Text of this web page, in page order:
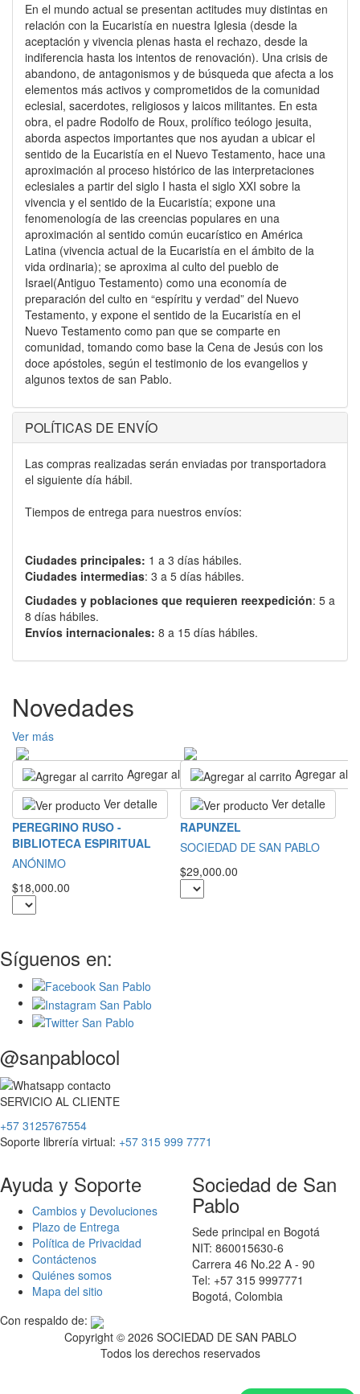
En el mundo actual se presentan actitudes muy distintas en
relación con la Eucaristía en nuestra Iglesia (desde la
aceptación y vivencia plenas hasta el rechazo, desde la
indiferencia hasta los intentos de renovación). Una crisis de
abandono, de antagonismos y de búsqueda que afecta a los
elementos más activos y comprometidos de la comunidad
eclesial, sacerdotes, religiosos y laicos militantes. En esta
obra, el padre Rodolfo de Roux, prolífico teólogo jesuita,
aborda aspectos importantes que nos ayudan a ubicar el
sentido de la Eucaristía en el Nuevo Testamento, hace una
aproximación al proceso histórico de las interpretaciones
eclesiales a partir del siglo I hasta el siglo XXI sobre la
vivencia y el sentido de la Eucaristía; expone una
fenomenología de las creencias populares en una
aproximación al sentido común eucarístico en América
Latina (vivencia actual de la Eucaristía en el ámbito de la
vida ordinaria); se aproxima al culto del pueblo de
Israel(Antiguo Testamento) como una economía de
preparación del culto en “espíritu y verdad” del Nuevo
Testamento, y expone el sentido de la Eucaristía en el
Nuevo Testamento como pan que se comparte en
comunidad, tomando como base la Cena de Jesús con los
doce apóstoles, según el testimonio de los evangelios y
algunos textos de san Pablo.
POLÍTICAS DE ENVÍO
Las compras realizadas serán enviadas por transportadora
el siguiente día hábil.
Tiempos de entrega para nuestros envíos:
Ciudades principales: 1 a 3 días hábiles.
Ciudades intermedias: 3 a 5 días hábiles.
Ciudades y poblaciones que requieren reexpedición: 5 a
8 días hábiles.
Envíos internacionales: 8 a 15 días hábiles.
Novedades
Ver más
Agregar al carrito
Ver detalle
PEREGRINO RUSO -
BIBLIOTECA ESPIRITUAL
ANÓNIMO
$18,000.00
Agregar al
Ver detalle
RAPUNZEL
SOCIEDAD DE SAN PABLO
$29,000.00
Síguenos en:
@sanpablocol
SERVICIO AL CLIENTE
+57 3125767554
Soporte librería virtual: +57 315 999 7771
Ayuda y Soporte
Cambios y Devoluciones
Plazo de Entrega
Política de Privacidad
Contáctenos
Quiénes somos
Mapa del sitio
Sociedad de San
Pablo
Sede principal en Bogotá
NIT: 860015630-6
Carrera 46 No.22 A - 90
Tel: +57 315 9997771
Bogotá, Colombia
Con respaldo de:
Copyright © 2026 SOCIEDAD DE SAN PABLO
Todos los derechos reservados